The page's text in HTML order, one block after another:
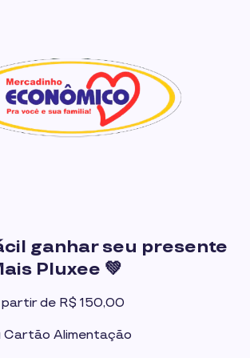
ganhar seu presente
Pluxee 💚
de R$ 150,00
Cartão Alimentação